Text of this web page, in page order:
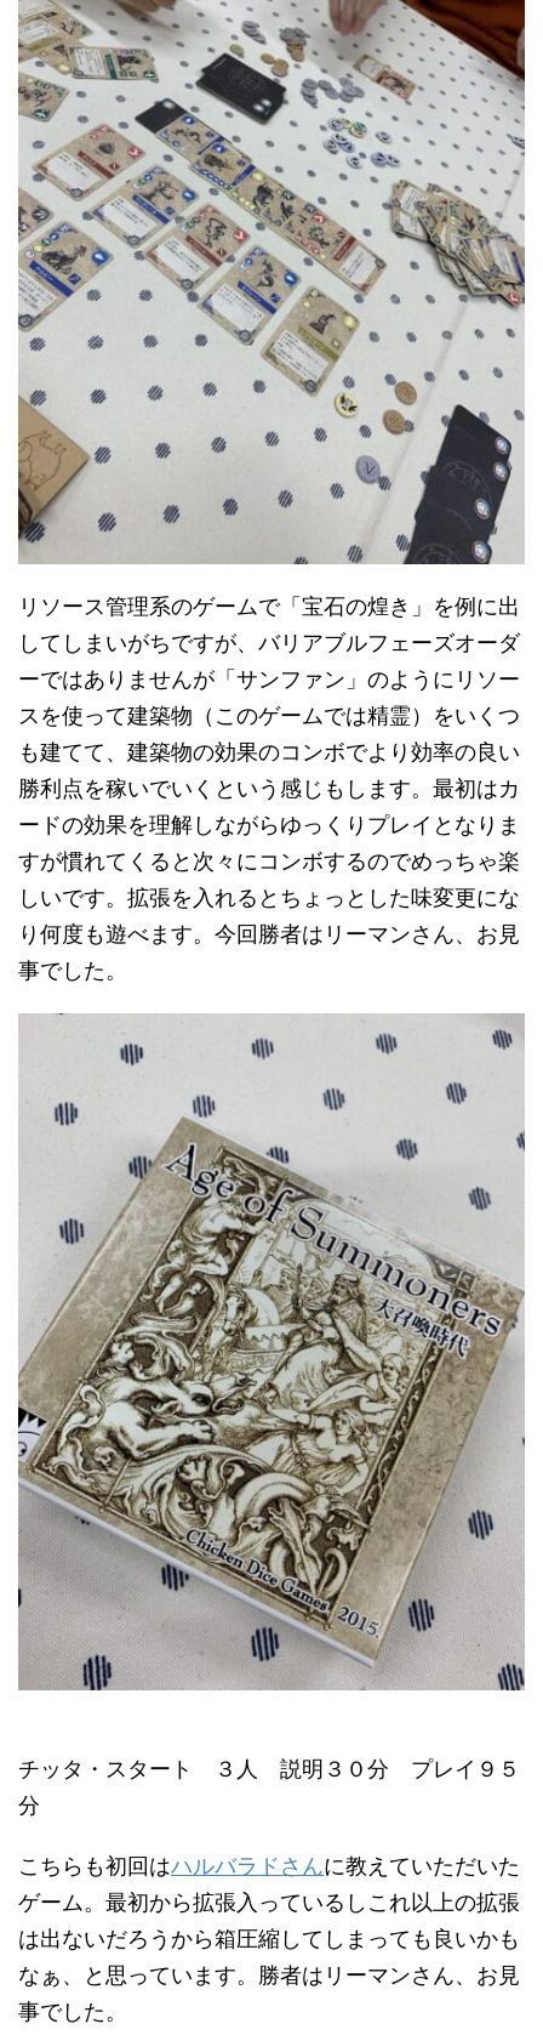
リソース管理系のゲームで「宝石の煌き」を例に出
してしまいがちですが、バリアブルフェーズオーダ
ーではありませんが「サンファン」のようにリソー
スを使って建築物（このゲームでは精霊）をいくつ
も建てて、建築物の効果のコンボでより効率の良い
勝利点を稼いでいくという感じもします。最初はカ
ードの効果を理解しながらゆっくりプレイとなりま
すが慣れてくると次々にコンボするのでめっちゃ楽
しいです。拡張を入れるとちょっとした味変更にな
り何度も遊べます。今回勝者はリーマンさん、お見
事でした。
チッタ・スタート ３人 説明３０分 プレイ９５
分
こちらも初回はハルバラドさんに教えていただいた
ゲーム。最初から拡張入っているしこれ以上の拡張
は出ないだろうから箱圧縮してしまっても良いかも
なぁ、と思っています。勝者はリーマンさん、お見
事でした。